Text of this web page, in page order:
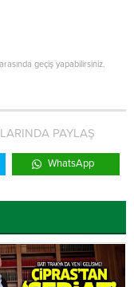
geçiş yapabilirsiniz.
PAYLAŞ
WhatsApp